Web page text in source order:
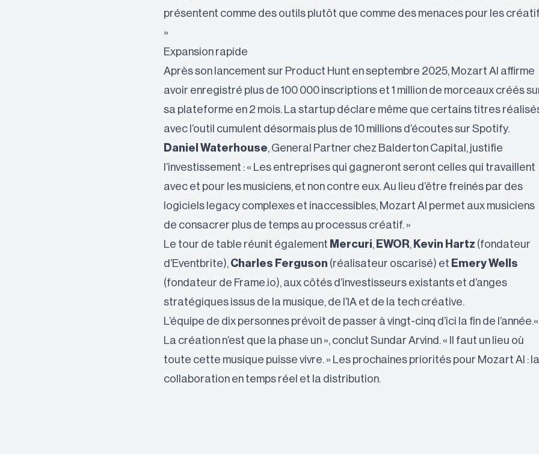
présentent comme des outils plutôt que comme des menaces pour les
»
Expansion rapide
Après son lancement sur Product Hunt en septembre 2025, Mozart AI affirme
avoir enregistré plus de 100 000 inscriptions et 1 million de morceaux créés
sa plateforme en 2 mois. La startup déclare même que certains titres
avec l’outil cumulent désormais plus de 10 millions d’écoutes sur Spotify.
Daniel Waterhouse , General Partner chez Balderton Capital, justifie
l’investissement : « Les entreprises qui gagneront seront celles qui travaillent
avec et pour les musiciens, et non contre eux. Au lieu d’être freinés par des
logiciels legacy complexes et inaccessibles, Mozart AI permet aux musiciens
de consacrer plus de temps au processus créatif. »
Le tour de table réunit également Mercuri EWOR Kevin Hartz (fondateur
d’Eventbrite), Charles Ferguson (réalisateur oscarisé) et Emery Wells
(fondateur de Frame.io), aux côtés d’investisseurs existants et d’anges
stratégiques issus de la musique, de l’IA et de la tech créative.
L’équipe de dix personnes prévoit de passer à vingt-cinq d’ici la fin de l’année.«
La création n’est que la phase un », conclut Sundar Arvind. « Il faut un lieu où
toute cette musique puisse vivre. » Les prochaines priorités pour Mozart AI : la
collaboration en temps réel et la distribution.